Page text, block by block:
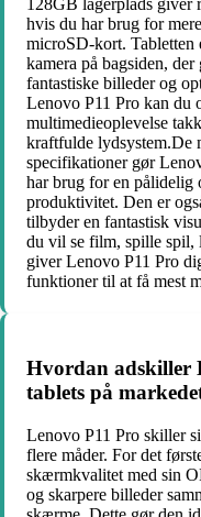
128GB lagerplads giver
hvis du har brug for
microSD-kort. Tabletten
kamera på bagsiden,
fantastiske billeder og
Lenovo P11 Pro kan du
multimedieoplevelse
kraftfulde lydsystem.De
specifikationer gør
har brug for en pålidelig
produktivitet. Den er
tilbyder en fantastisk
du vil se film, spille spil,
giver Lenovo P11 Pro
funktioner til at få mest
Hvordan adskiller
tablets på
Lenovo P11 Pro skiller
flere måder. For det
skærmkvalitet med sin
og skarpere billeder